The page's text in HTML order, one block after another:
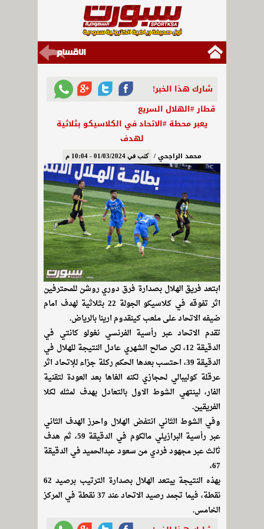
شارك هذا الخبر!
قطار #الهلال السريع
يعبر محطة #الاتحاد في الكلاسيكو بثلاثية
لهدف
محمد الراجحي / كتب في 01/03/2024 - 10:04 م
ابتعد فريق الهلال بصدارة فرق دوري روشن للمحترفين
اثر تفوقه في كلاسيكو الجولة 22 بثلاثية لهدف امام
ضيفه الاتحاد على ملعب كينقدوم ارينا بالرياض.
تقدم الاتحاد عبر رأسية الفرنسي نغولو كانتي في
الدقيقة 12، لكن صالح الشهري عادل النتيجة للهلال في
الدقيقة 39، احتسب بعدها الحكم ركلة جزاء للإتحاد اثر
عرقلة كوليبالي لحجازي لكنه الغاها بعد العودة لتقنية
الفار، لينتهي الشوط الاول بالتعادل بهدف لمثله لكلا
الفريقين.
وفي الشوط الثاني انتفض الهلال واحرز الهدف الثاني
عبر رأسية البرازيلي مالكوم في الدقيقة 59، ثم هدف
ثالث عبر مجهود فردي من سعود عبدالحميد في الدقيقة
67،
بهذه النتيجة يبتعد الهلال بصدارة الترتيب برصيد 62
نقطة، فيما تجمد رصيد الاتحاد عند 37 نقطة في المركز
الخامس.